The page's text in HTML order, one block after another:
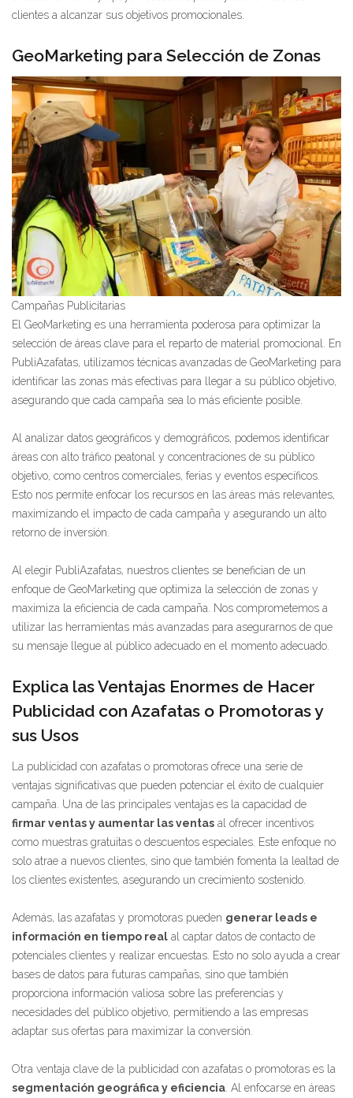
clientes a alcanzar sus objetivos promocionales.
GeoMarketing para Selección de Zonas
Campañas Publicitarias
El GeoMarketing es una herramienta poderosa para optimizar la
selección de áreas clave para el reparto de material promocional. En
PubliAzafatas, utilizamos técnicas avanzadas de GeoMarketing para
identificar las zonas más efectivas para llegar a su público objetivo,
asegurando que cada campaña sea lo más eficiente posible.
Al analizar datos geográficos y demográficos, podemos identificar
áreas con alto tráfico peatonal y concentraciones de su público
objetivo, como centros comerciales, ferias y eventos específicos.
Esto nos permite enfocar los recursos en las áreas más relevantes,
maximizando el impacto de cada campaña y asegurando un alto
retorno de inversión.
Al elegir PubliAzafatas, nuestros clientes se benefician de un
enfoque de GeoMarketing que optimiza la selección de zonas y
maximiza la eficiencia de cada campaña. Nos comprometemos a
utilizar las herramientas más avanzadas para asegurarnos de que
su mensaje llegue al público adecuado en el momento adecuado.
Explica las Ventajas Enormes de Hacer
Publicidad con Azafatas o Promotoras y
sus Usos
La publicidad con azafatas o promotoras ofrece una serie de
ventajas significativas que pueden potenciar el éxito de cualquier
campaña. Una de las principales ventajas es la capacidad de
firmar ventas y aumentar las ventas al ofrecer incentivos
como muestras gratuitas o descuentos especiales. Este enfoque no
solo atrae a nuevos clientes, sino que también fomenta la lealtad de
los clientes existentes, asegurando un crecimiento sostenido.
Además, las azafatas y promotoras pueden generar leads e
información en tiempo real al captar datos de contacto de
potenciales clientes y realizar encuestas. Esto no solo ayuda a crear
bases de datos para futuras campañas, sino que también
proporciona información valiosa sobre las preferencias y
necesidades del público objetivo, permitiendo a las empresas
adaptar sus ofertas para maximizar la conversión.
Otra ventaja clave de la publicidad con azafatas o promotoras es la
segmentación geográfica y eficiencia . Al enfocarse en áreas